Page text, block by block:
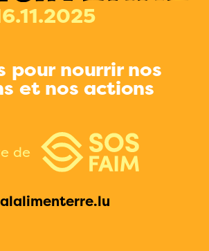
pour nourrir nos
et nos actions
de